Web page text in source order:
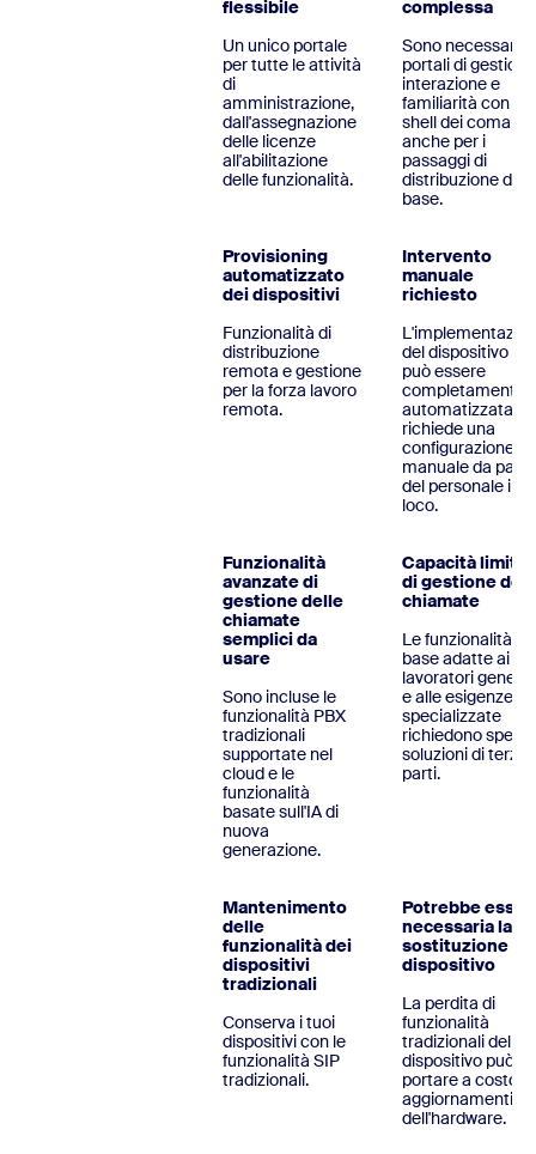
flessibile
Un unico portale
per tutte le attività
di
amministrazione,
dall'assegnazione
delle licenze
all'abilitazione
delle funzionalità.
complessa
Sono necessari
portali di
interazione e
familiarità con la
shell dei comandi,
anche per i
passaggi di
distribuzione di
base.
Provisioning
automatizzato
dei dispositivi
Funzionalità di
distribuzione
remota e gestione
per la forza lavoro
remota.
Intervento
manuale
richiesto
del dispositivo
può essere
completamente
automatizzata e
richiede una
configurazione
manuale da parte
del personale in
loco.
Funzionalità
avanzate di
gestione delle
chiamate
semplici da
usare
Sono incluse le
funzionalità PBX
tradizionali
supportate nel
cloud e le
funzionalità
basate sull'IA di
nuova
generazione.
Capacità
di gestione
chiamate
Le funzionalità di
base adatte ai
lavoratori
e alle esigenze
specializzate
richiedono
soluzioni di terze
parti.
Mantenimento
delle
funzionalità dei
dispositivi
tradizionali
Conserva i tuoi
dispositivi con le
funzionalità SIP
tradizionali.
Potrebbe
necessaria la
sostituzione
dispositivo
La perdita di
funzionalità
tradizionali del
dispositivo può
portare a costosi
aggiornamenti
dell'hardware.